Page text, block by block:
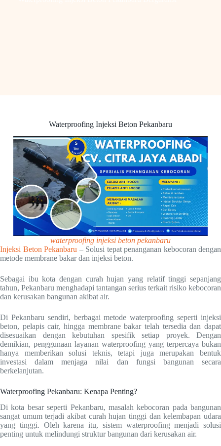
Waterproofing Injeksi Beton Pekanbaru
waterproofing injeksi beton pekanbaru
Injeksi Beton Pekanbaru – Solusi tepat penanganan kebocoran dengan
metode membrane bakar dan injeksi beton.
Sebagai ibu kota dengan curah hujan yang relatif tinggi sepanjang
tahun, Pekanbaru menghadapi tantangan serius terkait risiko kebocoran
dan kerusakan bangunan akibat air.
Di Pekanbaru sendiri, berbagai metode waterproofing seperti injeksi
beton, pelapis cair, hingga membrane bakar telah tersedia dan dapat
disesuaikan dengan kebutuhan spesifik setiap proyek. Dengan
demikian, penggunaan layanan waterproofing yang terpercaya bukan
hanya memberikan solusi teknis, tetapi juga merupakan bentuk
investasi dalam menjaga nilai dan fungsi bangunan secara
berkelanjutan.
Waterproofing Pekanbaru: Kenapa Penting?
Di kota besar seperti Pekanbaru, masalah kebocoran pada bangunan
sangat umum terjadi akibat curah hujan tinggi dan kelembapan udara
yang tinggi. Oleh karena itu, sistem waterproofing menjadi solusi
penting untuk melindungi struktur bangunan dari kerusakan air.